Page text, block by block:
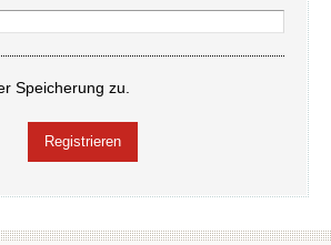
Speicherung zu.